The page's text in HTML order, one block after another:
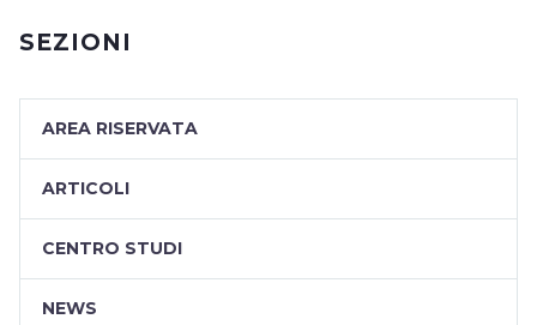
SEZIONI
AREA RISERVATA
ARTICOLI
CENTRO STUDI
NEWS